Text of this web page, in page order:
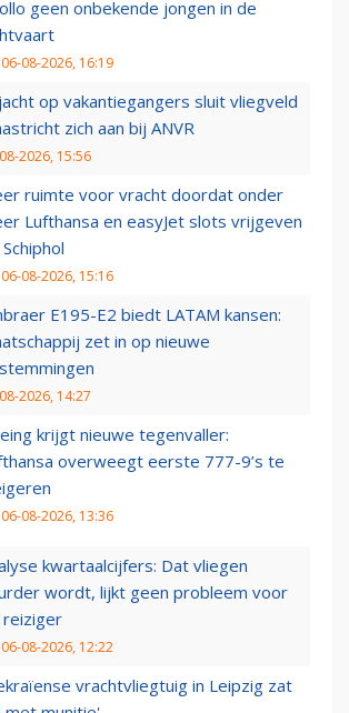
geen onbekende jongen in de
06-08-2026, 16:19
op vakantiegangers sluit vliegveld
zich aan bij ANVR
2026, 15:56
ruimte voor vracht doordat onder
Lufthansa en easyJet slots vrijgeven
06-08-2026, 15:16
E195-E2 biedt LATAM kansen:
zet in op nieuwe
2026, 14:27
krijgt nieuwe tegenvaller:
overweegt eerste 777-9’s te
06-08-2026, 13:36
kwartaalcijfers: Dat vliegen
wordt, lijkt geen probleem voor
06-08-2026, 12:22
vrachtvliegtuig in Leipzig zat